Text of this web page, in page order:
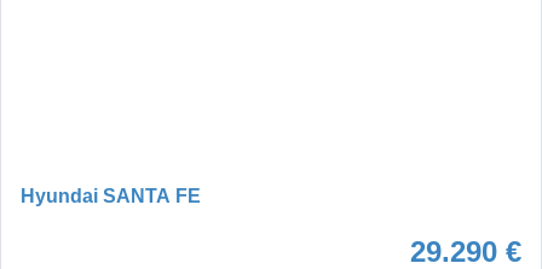
Hyundai SANTA FE
29.290 €